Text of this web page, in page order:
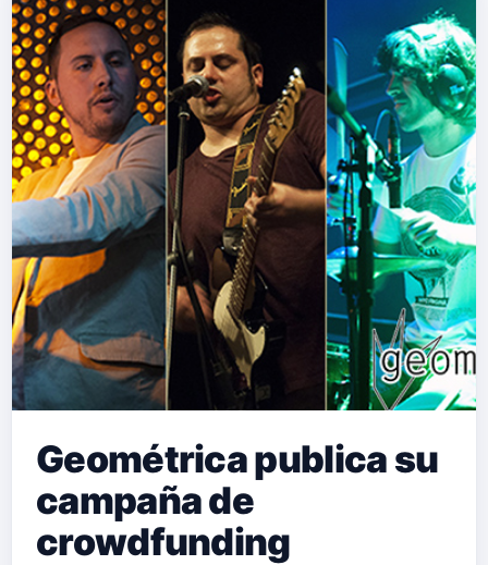
Geométrica publica su
campaña de
crowdfunding